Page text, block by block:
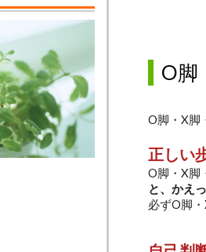
O脚
O脚・X脚
正しい
O脚・X脚
と、かえ
必ずO脚